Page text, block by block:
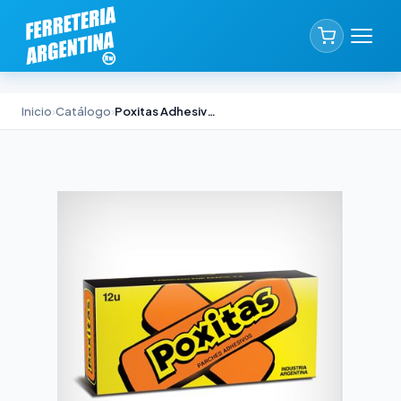
Inicio›Catálogo› Poxitas Adhesivo Epoxi Akapol Pack x 12 Unidades